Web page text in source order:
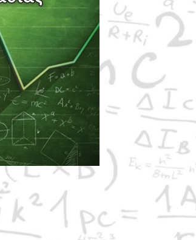
ανακοινώνει τους επιτυχόντες
Α΄ Γυμνασίου, ο οποίος διεξήχθη το